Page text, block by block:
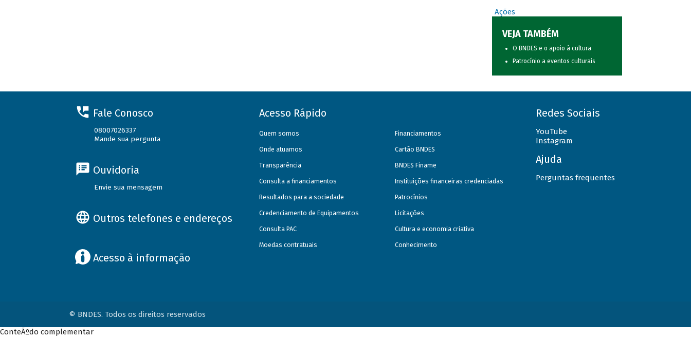
Ações
VEJA TAMBÉM
O BNDES e o apoio à cultura
Patrocínio a eventos culturais
Fale Conosco
08007026337
Mande sua pergunta
Ouvidoria
Envie sua mensagem
Outros telefones e endereços
Acesso à informação
Acesso Rápido
Quem somos
Onde atuamos
Transparência
Consulta a financiamentos
Resultados para a sociedade
Credenciamento de Equipamentos
Consulta PAC
Moedas contratuais
Financiamentos
Cartão BNDES
BNDES Finame
Instituições financeiras credenciadas
Patrocínios
Licitações
Cultura e economia criativa
Conhecimento
Redes Sociais
YouTube
Instagram
Ajuda
Perguntas frequentes
© BNDES. Todos os direitos reservados
ConteÃºdo complementar